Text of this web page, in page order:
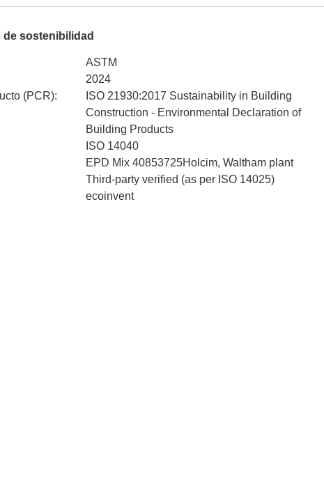
sostenibilidad
ASTM
2024
(PCR):
ISO 21930:2017 Sustainability in Building
Construction - Environmental Declaration of
Building Products
ISO 14040
EPD Mix 40853725Holcim, Waltham plant
Third-party verified (as per ISO 14025)
ecoinvent